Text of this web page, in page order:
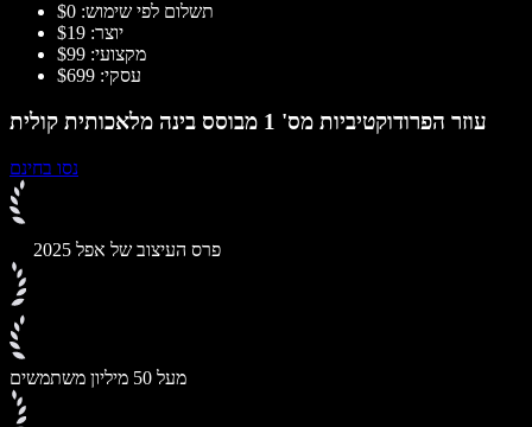
תשלום לפי שימוש: $0
יוצר: $19
מקצועי: $99
עסקי: $699
עוזר הפרודוקטיביות מס' 1 מבוסס בינה מלאכותית קולית
נסו בחינם
פרס העיצוב של אפל 2025
מעל 50 מיליון משתמשים